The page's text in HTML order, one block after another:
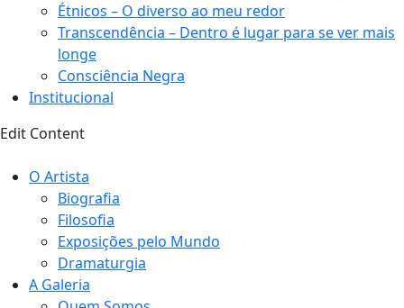
Étnicos – O diverso ao meu redor
Transcendência – Dentro é lugar para se ver mais
longe
Consciência Negra
Institucional
Edit Content
O Artista
Biografia
Filosofia
Exposições pelo Mundo
Dramaturgia
A Galeria